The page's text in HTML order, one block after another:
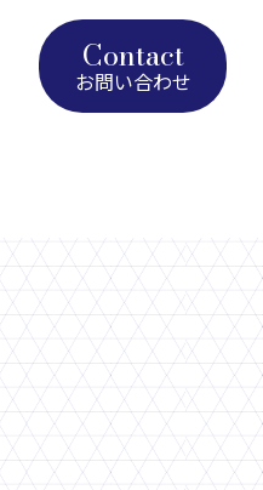
Contact
お問い合わせ